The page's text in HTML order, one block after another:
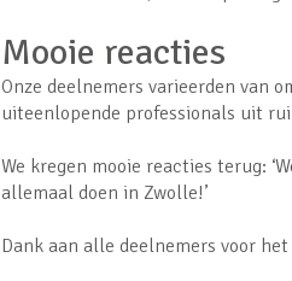
Mooie reacties
Onze deelnemers varieerden van
uiteenlopende professionals uit
We kregen mooie reacties terug:
allemaal doen in Zwolle!’
Dank aan alle deelnemers voor